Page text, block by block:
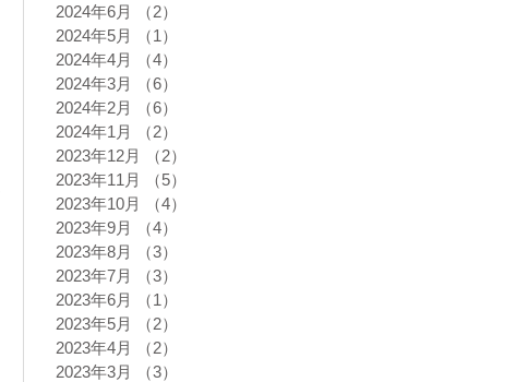
2024年6月
（2）
2024年5月
（1）
2024年4月
（4）
2024年3月
（6）
2024年2月
（6）
2024年1月
（2）
2023年12月
（2）
2023年11月
（5）
2023年10月
（4）
2023年9月
（4）
2023年8月
（3）
2023年7月
（3）
2023年6月
（1）
2023年5月
（2）
2023年4月
（2）
2023年3月
（3）